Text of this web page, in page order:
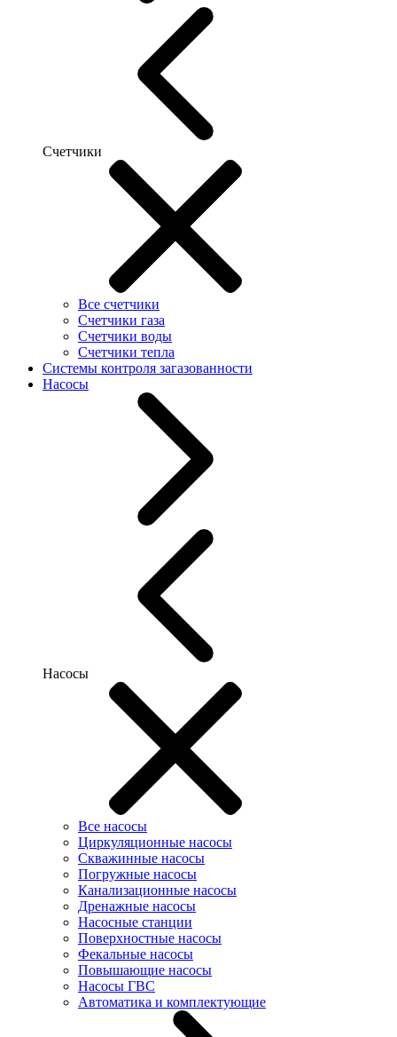
Счетчики
Все счетчики
Счетчики газа
Счетчики воды
Счетчики тепла
Системы контроля загазованности
Насосы
Насосы
Все насосы
Циркуляционные насосы
Скважинные насосы
Погружные насосы
Канализационные насосы
Дренажные насосы
Насосные станции
Поверхностные насосы
Фекальные насосы
Повышающие насосы
Насосы ГВС
Автоматика и комплектующие